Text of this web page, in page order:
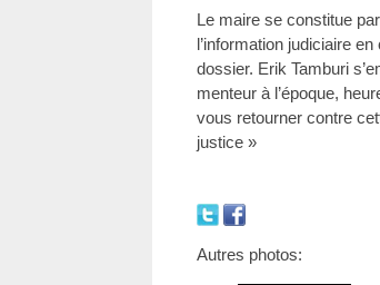
Le maire se constitue
l’information judiciaire
dossier. Erik Tamburi
menteur à l’époque,
vous retourner contre
justice »
Autres photos: